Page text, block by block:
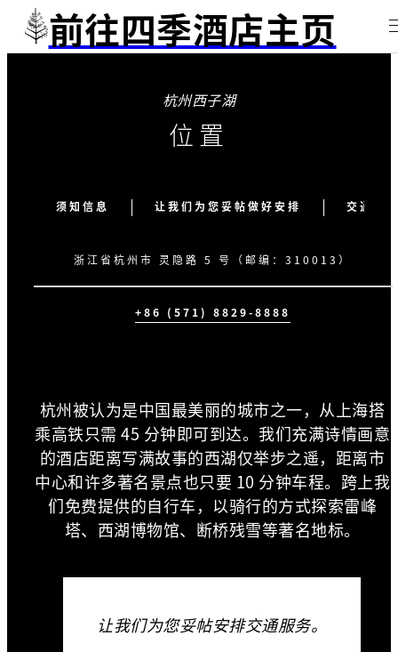
前往四季酒店主页
杭州西子湖
位置
须知信息 让我们为您妥帖做好安排 交通枢
浙江省杭州市 灵隐路 5 号（邮编：310013）
+86 (571) 8829-8888
杭州被认为是中国最美丽的城市之一，从上海搭
乘高铁只需 45 分钟即可到达。我们充满诗情画意
的酒店距离写满故事的西湖仅举步之遥，距离市
中心和许多著名景点也只要 10 分钟车程。跨上我
们免费提供的自行车，以骑行的方式探索雷峰
塔、西湖博物馆、断桥残雪等著名地标。
让我们为您妥帖安排交通服务。